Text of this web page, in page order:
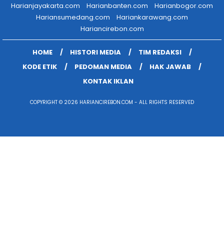
Harianjayakarta.com
Harianbanten.com
Harianbogor.com
Hariansumedang.com
Hariankarawang.com
Hariancirebon.com
HOME HISTORI MEDIA
TIM REDAKSI
KODE ETIK
PEDOMAN MEDIA
HAK JAWAB
KONTAK IKLAN
COPYRIGHT © 2026 HARIANCIREBON.COM - ALL RIGHTS RESERVED